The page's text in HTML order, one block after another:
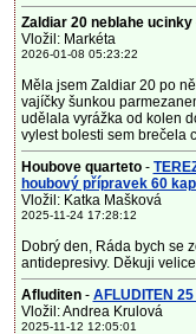
Zaldiar 20 neblahe ucinky
Vložil: Markéta
2026-01-08 05:23:22
Měla jsem Zaldiar 20 po
vajíčky šunkou
udělala vyrážka od kolen
vylest bolesti sem brečela
Houbove quarteto-
houbový přípravek 60
Vložil: Katka Mašková
2025-11-24 17:28:12
Dobrý den, Ráda bych se
antidepresivy. Děkuji
Afluditen- AFLUDITEN
Vložil: Andrea Krulová
2025-11-12 12:05:01